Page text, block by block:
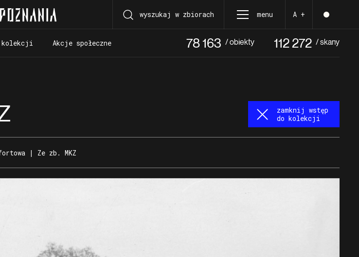
wyszukaj w zbiorach menu A +
kolekcji
Akcje społeczne
78 163 / obiekty 112 272 / skany
zamknij wstęp
do kolekcji
| Ze zb. MKZ